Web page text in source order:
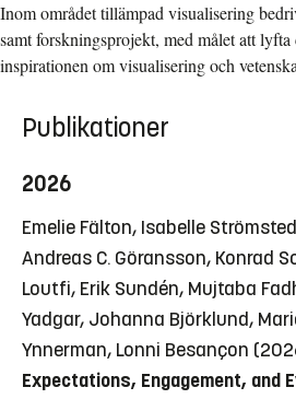
Inom området tillämpad visualisering
samt forskningsprojekt, med målet att lyfta
inspirationen om visualisering och
Publikationer
2026
Emelie Fälton, Isabelle
Andreas C. Göransson, Konrad
Loutfi, Erik Sundén, Mujtaba
Yadgar, Johanna Björklund,
Ynnerman, Lonni Besançon
Expectations, Engagement, and